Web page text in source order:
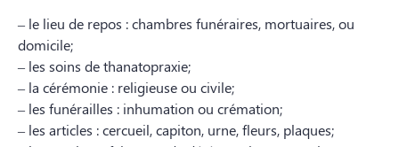
– le lieu de repos : chambres funéraires, mortuaires, ou
domicile;
– les soins de thanatopraxie;
– la cérémonie : religieuse ou civile;
– les funérailles : inhumation ou crémation;
– les articles : cercueil, capiton, urne, fleurs, plaques;